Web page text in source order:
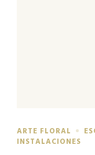
ARTE FLORAL
INSTALACIONES